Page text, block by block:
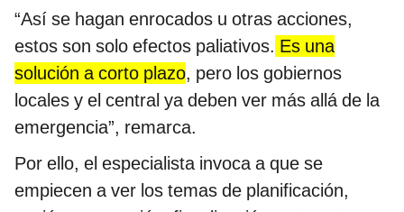
“Así se hagan enrocados u otras acciones,
estos son solo efectos paliativos. Es una
solución a corto plazo, pero los gobiernos
locales y el central ya deben ver más allá de la
emergencia”, remarca.
Por ello, el especialista invoca a que se
empiecen a ver los temas de planificación,